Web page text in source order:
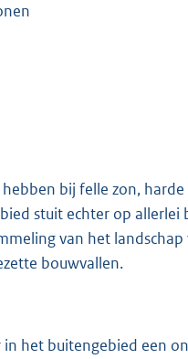
bij felle zon,
stuit echter op
van het
bouwvallen.
het buitengebied een